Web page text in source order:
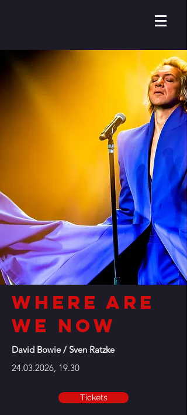
where are
we now
David Bowie / Sven Ratzke
24.03.2026, 19.30
Tickets